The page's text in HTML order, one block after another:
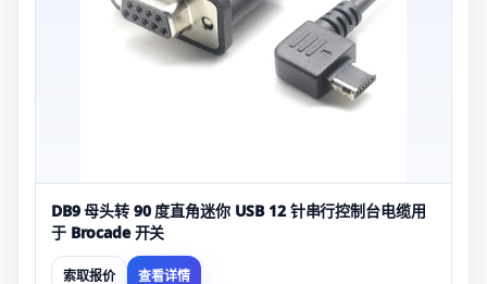
DB9 母头转 90 度直角迷你 USB 12 针串行控制台电缆用
于 Brocade 开关
索取报价 查看详情